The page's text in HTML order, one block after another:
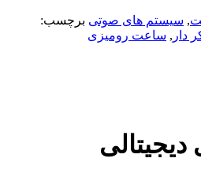
, سیستم های صوتی برچسب:
دار , ساعت رومیزی